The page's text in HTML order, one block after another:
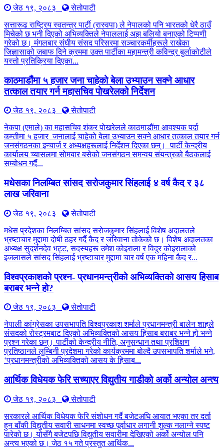
जेठ १९, २०८३
सेतोपाटी
सत्तारूढ राष्ट्रिय स्वतन्त्र पार्टी (रास्वपा) ले नेपालको पनि भारतको धेरै ठाउँ
मिचेको छ भनी दिएको अभिव्यक्तिले नेपाललाई अझ बलियो बनाएको टिप्पणी
गरेको छ। मंगलबार संघीय संसद परिसरमा सञ्चारकर्मीहरूले राखेका
जिज्ञासाको जबाफ दिने क्रममा उक्त पार्टीका महामन्त्री कविन्द्र बुर्लाकोटीले
यस्तो प्रतिक्रिया दिएका...
काठमाडौंमा ५ हजार जना चाहेको बेला उभ्याउन सक्ने आधार
तत्काल तयार गर्न महासचिव पोखरेलको निर्देशन
जेठ १९, २०८३
सेतोपाटी
नेकपा (एमाले) का महासचिव शंकर पोखरेलले काठमाडौंमा आवश्यक पर्दा
कम्तीमा ५ हजार जनालाई चाहेको बेला उभ्याउन सक्ने आधार तत्काल तयार गर्न
जनसंगठनका इन्चार्ज र अध्यक्षहरूलाई निर्देशन दिएका छन्। पार्टी केन्द्रीय
कार्यालय च्यासलमा सोमबार बसेको जनसंगठन समन्वय संयन्त्रको बैठकलाई
सम्बोधन गर्दै...
मधेसका निलम्बित सांसद सरोजकुमार सिंहलाई ४ वर्ष कैद र ३८
लाख जरिवाना
जेठ १९, २०८३
सेतोपाटी
मधेस प्रदेशका निलम्बित सांसद सरोजकुमार सिंहलाई विशेष अदालतले
भ्रष्टाचार मुद्दामा दोषी ठहर गर्दै कैद र जरिवाना तोकेको छ। विशेष अदालतका
अध्यक्ष सुदर्शनदेव भट्ट, सदस्यहरू उमेश कोइराला र विदुर कोइरालाको
इजलासले सांसद सिंहलाई भ्रष्टाचार मुद्दामा चार वर्ष एक महिना कैद र...
विश्वप्रकाशको प्रश्न- प्रधानमन्त्रीको अभिव्यक्तिको आसय हिसाब
बराबर भन्ने हो?
जेठ १९, २०८३
सेतोपाटी
नेपाली कांग्रेसका उपसभापति विश्वप्रकाश शर्माले प्रधानमन्त्री बालेन शाहले
संसदको रोस्ट्रमबाट दिएको अभिव्यक्तिको आसय हिसाब बराबर भन्ने हो भन्ने
प्रश्न गरेका छन्। पार्टीको केन्द्रीय नीति, अनुसन्धान तथा प्रशिक्षण
प्रतिष्ठानले लुम्बिनी प्रदेशमा गरेको कार्यक्रममा बोल्दै उपसभापति शर्माले भने,
‘प्रधानमन्त्रीको अभिव्यक्तिको आसय के हिसाब...
आर्थिक विधेयक फेरि सच्याएर विद्युतीय गाडीको अर्को अन्योल अन्त्य
जेठ १९, २०८३
सेतोपाटी
सरकारले आर्थिक विधेयक फेरि संशोधन गर्दै बजेटअघि आयात भएका तर दर्ता
हुन बाँकी विद्युतीय सवारी साधनमा स्वच्छ पूर्वाधार लगानी शुल्क नलाग्ने स्पष्ट
पारेको छ। योसँगै बजेटपछि विद्युतीय सवारीमा देखिएको अर्को अन्योल पनि
अन्त्य भएको छ। जेठ १५ गते प्रस्तुत आर्थिक...